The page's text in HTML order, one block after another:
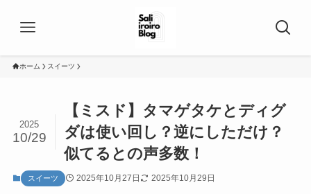
ホーム スイーツ
【ミスド】タマゲタケとディグ
ダは使い回し？逆にしただけ？
似てるとの声多数！
2025
10/29
スイーツ 2025年10月27日 2025年10月29日